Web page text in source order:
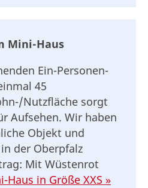
Mini-Haus
Ein-Personen-
45
Nutzfläche sorgt
Aufsehen. Wir haben
Objekt und
der Oberpfalz
Mit Wüstenrot
Haus in Größe XXS »